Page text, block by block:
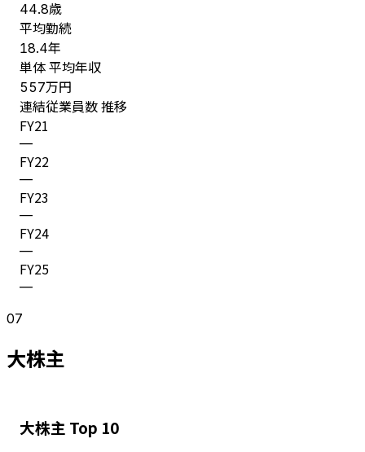
44.8歳
平均勤続
18.4年
単体 平均年収
557万円
連結従業員数 推移
FY21
—
FY22
—
FY23
—
FY24
—
FY25
—
07
大株主
大株主 Top 10